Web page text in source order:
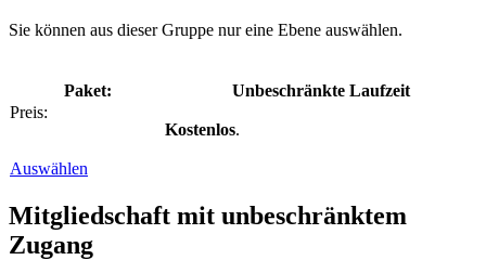
Sie können aus dieser Gruppe nur eine Ebene auswählen.
Unbeschränkte Laufzeit
Kostenlos.
Auswählen
Mitgliedschaft mit unbeschränktem
Zugang